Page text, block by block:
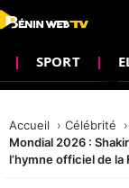
SPORT
Accueil
Célébrité
Mondial 2026 :
l’hymne officiel de la